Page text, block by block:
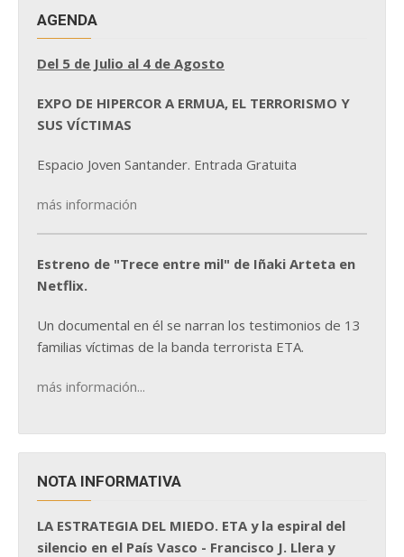
AGENDA
Del 5 de Julio al 4 de Agosto
EXPO DE HIPERCOR A ERMUA, EL TERRORISMO Y
SUS VÍCTIMAS
Espacio Joven Santander. Entrada Gratuita
más información
Estreno de "Trece entre mil" de Iñaki Arteta en
Netflix.
Un documental en él se narran los testimonios de 13
familias víctimas de la banda terrorista ETA.
más información...
NOTA INFORMATIVA
LA ESTRATEGIA DEL MIEDO. ETA y la espiral del
silencio en el País Vasco - Francisco J. Llera y